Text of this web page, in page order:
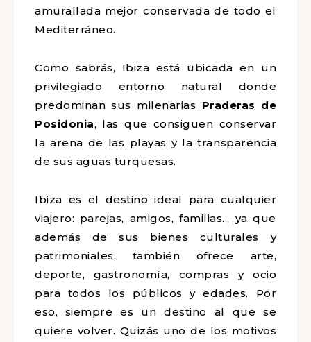
amurallada mejor conservada de todo el
Mediterráneo.
Como sabrás, Ibiza está ubicada en un
privilegiado entorno natural donde
predominan sus milenarias Praderas de
Posidonia, las que consiguen conservar
la arena de las playas y la transparencia
de sus aguas turquesas.
Ibiza es el destino ideal para cualquier
viajero: parejas, amigos, familias.., ya que
además de sus bienes culturales y
patrimoniales, también ofrece arte,
deporte, gastronomía, compras y ocio
para todos los públicos y edades. Por
eso, siempre es un destino al que se
quiere volver. Quizás uno de los motivos